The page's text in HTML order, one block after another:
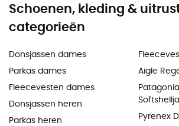
Schoenen, kleding &
categorieën
Donsjassen dames
Parkas dames
Fleecevesten dames
Donsjassen heren
Parkas heren
Aigle
Pyrenex